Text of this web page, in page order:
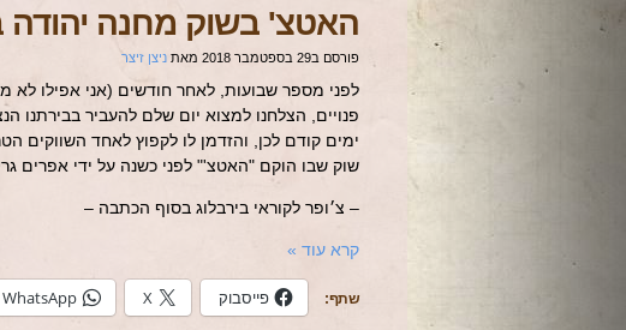
האטצ' בשוק מחנה יהודה
פורסם ב29 בספטמבר 2018 מאת ניצן זיצר
לפני מספר שבועות, לאחר חודשים (אני אפילו לא
פנויים, הצלחנו למצוא יום שלם להעביר בבירתנו
ימים קודם לכן, והזדמן לו לקפוץ לאחד השווקים
שוק שבו הוקם "האטצ'" לפני כשנה על ידי אפרים
– צ׳ופר לקוראי בירבלוג בסוף הכתבה –
קרא עוד »
שתף: פייסבוק X
WhatsApp